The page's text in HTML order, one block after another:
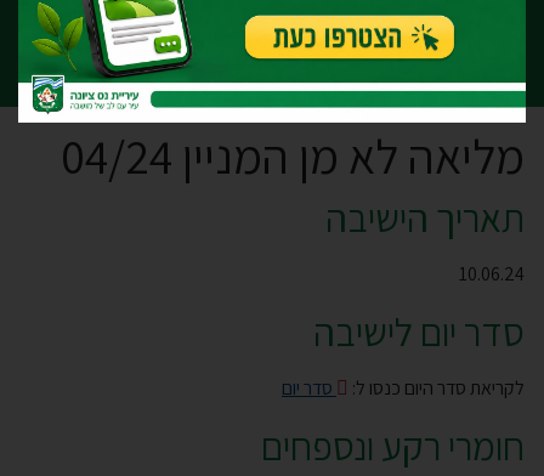
מליאה לא מן המניין 04/24
מליאה לא מן המניין 04/24
מליאה לא מן המניין 04/24
תאריך הישיבה
10.06.24
סדר יום לישיבה
לקריאת סדר היום כנסו ל: סדר יום
חומרי רקע ונספחים